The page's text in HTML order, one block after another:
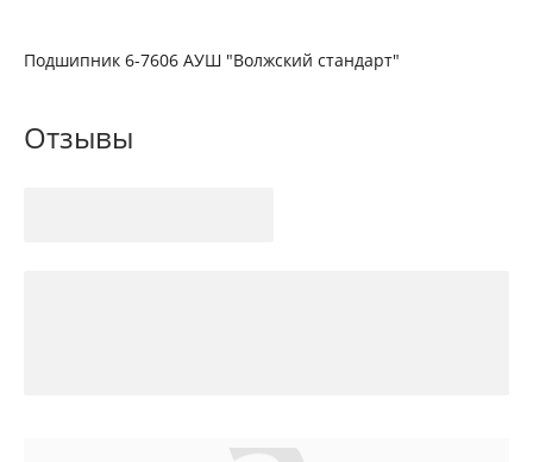
Подшипник 6-7606 АУШ "Волжский стандарт"
Отзывы